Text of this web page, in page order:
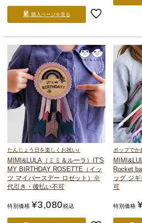
購入ページを見る
たんじょう日を楽しくお祝い♪
MIMI&LULA（ミミ＆ルーラ）IT'S
MY BIRTHDAY ROSETTE（イッ
ツ マイバースデー ロゼット）
※
代引き・後払い不可
特別価格 ¥3,080税込
ポップでか
Rocket
ッグ ジギ
可
特別価格